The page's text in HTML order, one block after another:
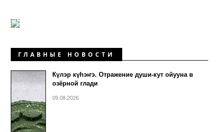
ГЛАВНЫЕ НОВОСТИ
Күлэр күhэҥэ. Отражение души-кут ойууна в
озёрной глади
09.08.2026